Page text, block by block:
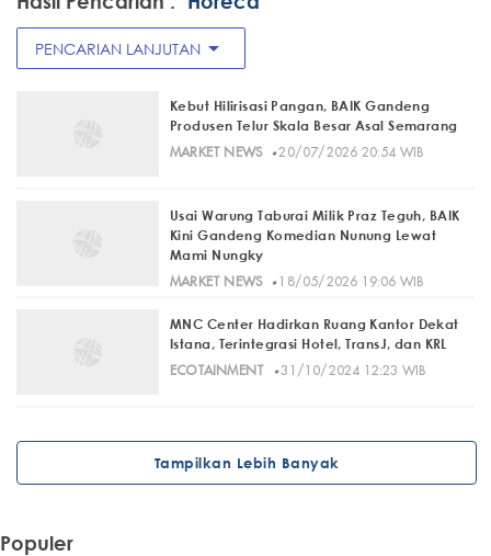
PENCARIAN LANJUTAN arrow_drop_down
Kebut Hilirisasi Pangan, BAIK Gandeng
Produsen Telur Skala Besar Asal Semarang
MARKET NEWS· 20/07/2026 20:54 WIB
Usai Warung Taburai Milik Praz Teguh, BAIK
Kini Gandeng Komedian Nunung Lewat
Mami Nungky
MARKET NEWS· 18/05/2026 19:06 WIB
MNC Center Hadirkan Ruang Kantor Dekat
Istana, Terintegrasi Hotel, TransJ, dan KRL
ECOTAINMENT
· 31/10/2024 12:23 WIB
Tampilkan Lebih Banyak
Populer